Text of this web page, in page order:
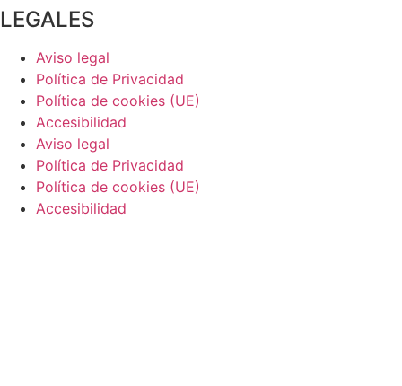
LEGALES
Aviso legal
Política de Privacidad
Política de cookies (UE)
Accesibilidad
Aviso legal
Política de Privacidad
Política de cookies (UE)
Accesibilidad